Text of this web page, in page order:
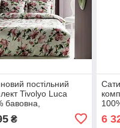
постільний
Tivolyo Luca
бавовна,
- євро
₴
євро
6